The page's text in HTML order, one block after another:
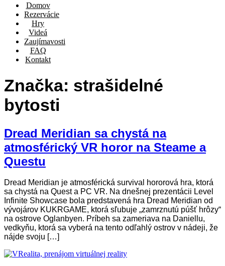
Domov
Rezervácie
Hry
Videá
Zaujímavosti
FAQ
Kontakt
Značka: strašidelné
bytosti
Dread Meridian sa chystá na
atmosférický VR horor na Steame a
Questu
Dread Meridian je atmosférická survival hororová hra, ktorá
sa chystá na Quest a PC VR. Na dnešnej prezentácii Level
Infinite Showcase bola predstavená hra Dread Meridian od
vývojárov KUKRGAME, ktorá sľubuje „zamrznutú púšť hrôzy“
na ostrove Oglanbyen. Príbeh sa zameriava na Daniellu,
vedkyňu, ktorá sa vyberá na tento odľahlý ostrov v nádeji, že
nájde svoju […]